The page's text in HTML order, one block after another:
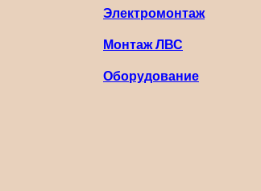
Электромонтаж
Монтаж ЛВС
Оборудование